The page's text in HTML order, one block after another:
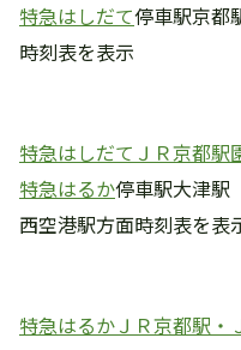
特急はしだて停車駅京都
時刻表を表示
特急はしだてＪＲ京都駅
特急はるか停車駅大津
西空港駅方面時刻表を表
特急はるかＪＲ京都駅・